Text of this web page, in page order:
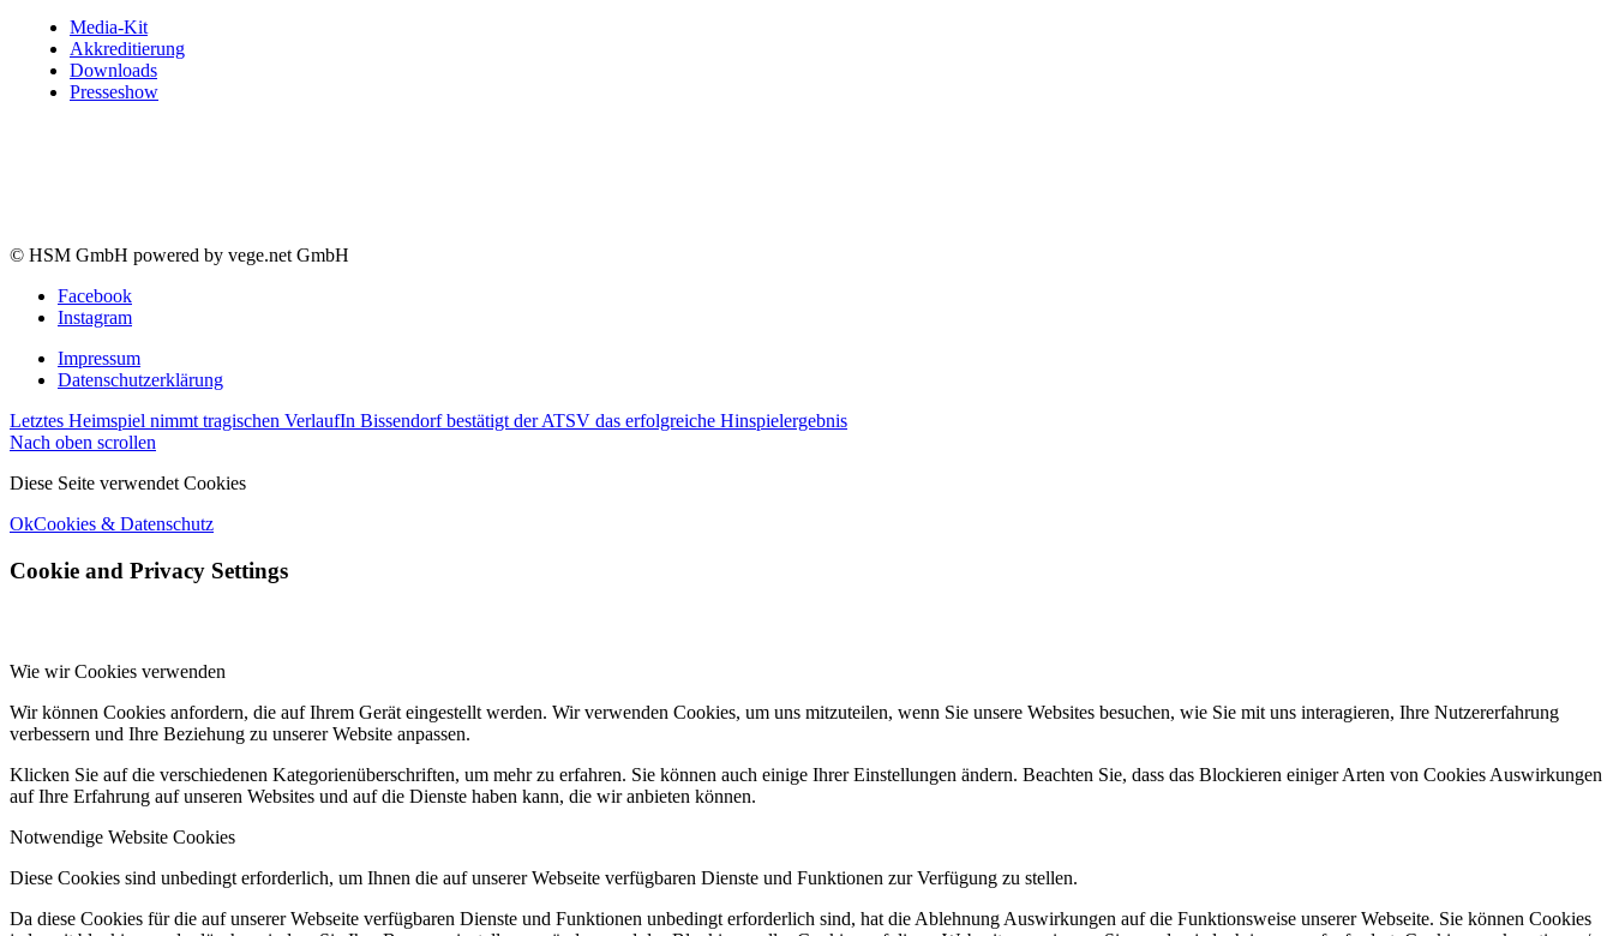
Media-Kit
Akkreditierung
Downloads
Presseshow
© HSM GmbH powered by vege.net GmbH
Facebook
Instagram
Impressum
Datenschutzerklärung
Letztes Heimspiel nimmt tragischen VerlaufIn Bissendorf bestätigt der ATSV das erfolgreiche Hinspielergebnis
Nach oben scrollen
Diese Seite verwendet Cookies
OkCookies & Datenschutz
Cookie and Privacy Settings
Wie wir Cookies verwenden
Wir können Cookies anfordern, die auf Ihrem Gerät eingestellt werden. Wir verwenden Cookies, um uns mitzuteilen, wenn Sie unsere Websites besuchen, wie Sie mit uns interagieren, Ihre Nutzererfahrung
verbessern und Ihre Beziehung zu unserer Website anpassen.
Klicken Sie auf die verschiedenen Kategorienüberschriften, um mehr zu erfahren. Sie können auch einige Ihrer Einstellungen ändern. Beachten Sie, dass das Blockieren einiger Arten von Cookies Auswirkungen
auf Ihre Erfahrung auf unseren Websites und auf die Dienste haben kann, die wir anbieten können.
Notwendige Website Cookies
Diese Cookies sind unbedingt erforderlich, um Ihnen die auf unserer Webseite verfügbaren Dienste und Funktionen zur Verfügung zu stellen.
Da diese Cookies für die auf unserer Webseite verfügbaren Dienste und Funktionen unbedingt erforderlich sind, hat die Ablehnung Auswirkungen auf die Funktionsweise unserer Webseite. Sie können Cookies